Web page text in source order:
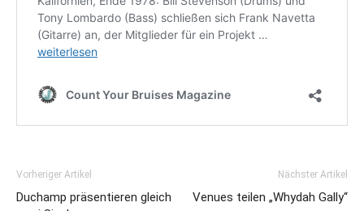
Vorheriger Artikel
Duchamp präsentieren gleich
Nächster Artikel
Venues teilen „Whydah Gally“